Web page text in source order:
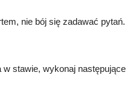
nie bój się zadawać pytań.
stawie, wykonaj następujące